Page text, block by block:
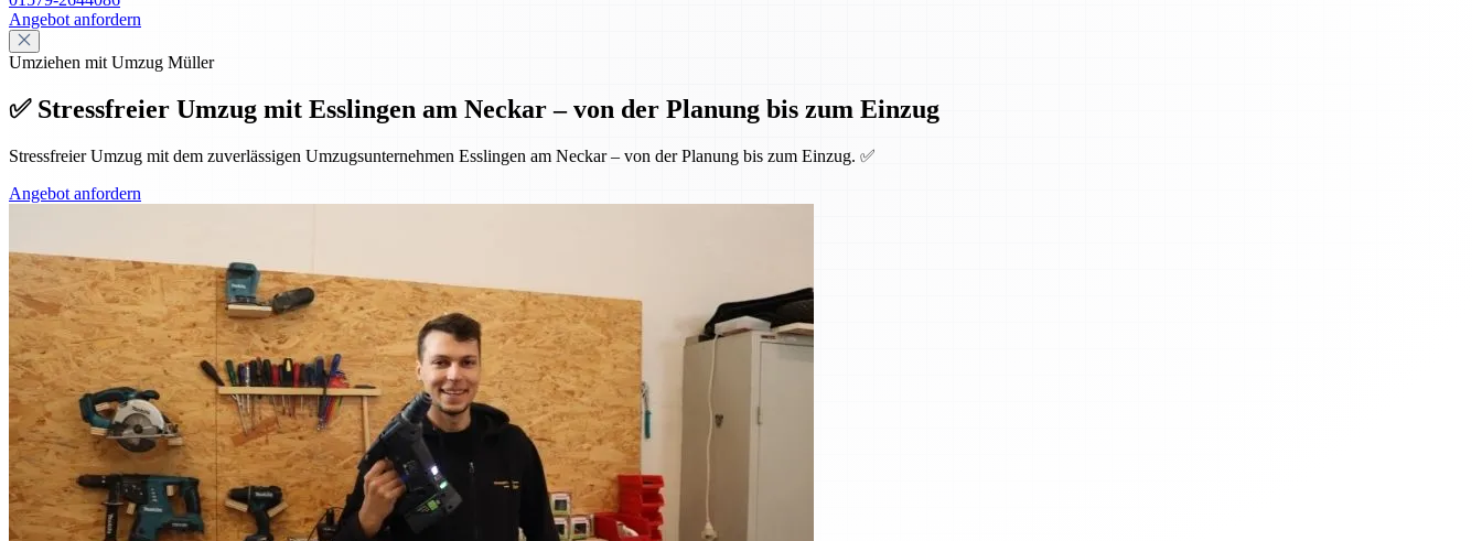
Angebot anfordern
Umziehen mit Umzug Müller
✅ Stressfreier Umzug mit Esslingen am Neckar – von der Planung bis zum Einzug
Stressfreier Umzug mit dem zuverlässigen Umzugsunternehmen Esslingen am Neckar – von der Planung bis zum Einzug. ✅
Angebot anfordern